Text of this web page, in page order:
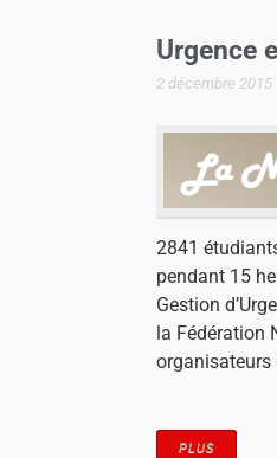
Urgence
2 décembre 2015
2841
pendant 15
Gestion
la Fédération
organisateurs
PLUS